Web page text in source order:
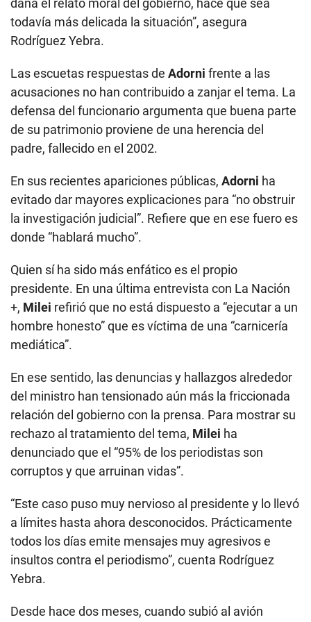
daña el relato moral del gobierno, hace que sea
todavía más delicada la situación”, asegura
Rodríguez Yebra.
Las escuetas respuestas de Adorni frente a las
acusaciones no han contribuido a zanjar el tema. La
defensa del funcionario argumenta que buena parte
de su patrimonio proviene de una herencia del
padre, fallecido en el 2002.
En sus recientes apariciones públicas, Adorni ha
evitado dar mayores explicaciones para “no obstruir
la investigación judicial”. Refiere que en ese fuero es
donde “hablará mucho”.
Quien sí ha sido más enfático es el propio
presidente. En una última entrevista con La Nación
+, Milei refirió que no está dispuesto a “ejecutar a un
hombre honesto” que es víctima de una “carnicería
mediática”.
En ese sentido, las denuncias y hallazgos alrededor
del ministro han tensionado aún más la friccionada
relación del gobierno con la prensa. Para mostrar su
rechazo al tratamiento del tema, Milei ha
denunciado que el “95% de los periodistas son
corruptos y que arruinan vidas”.
“Este caso puso muy nervioso al presidente y lo llevó
a límites hasta ahora desconocidos. Prácticamente
todos los días emite mensajes muy agresivos e
insultos contra el periodismo”, cuenta Rodríguez
Yebra.
Desde hace dos meses, cuando subió al avión